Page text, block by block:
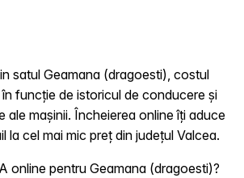
satul Geamana (dragoesti), costul
funcție de istoricul de conducere și
ale mașinii. Încheierea online îți aduce
la cel mai mic preț din județul Valcea.
online pentru Geamana (dragoesti)?